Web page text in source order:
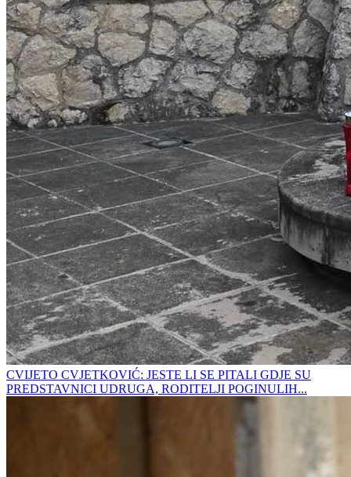
CVIJETO CVJETKOVIĆ: JESTE LI SE PITALI GDJE SU
PREDSTAVNICI UDRUGA, RODITELJI POGINULIH...